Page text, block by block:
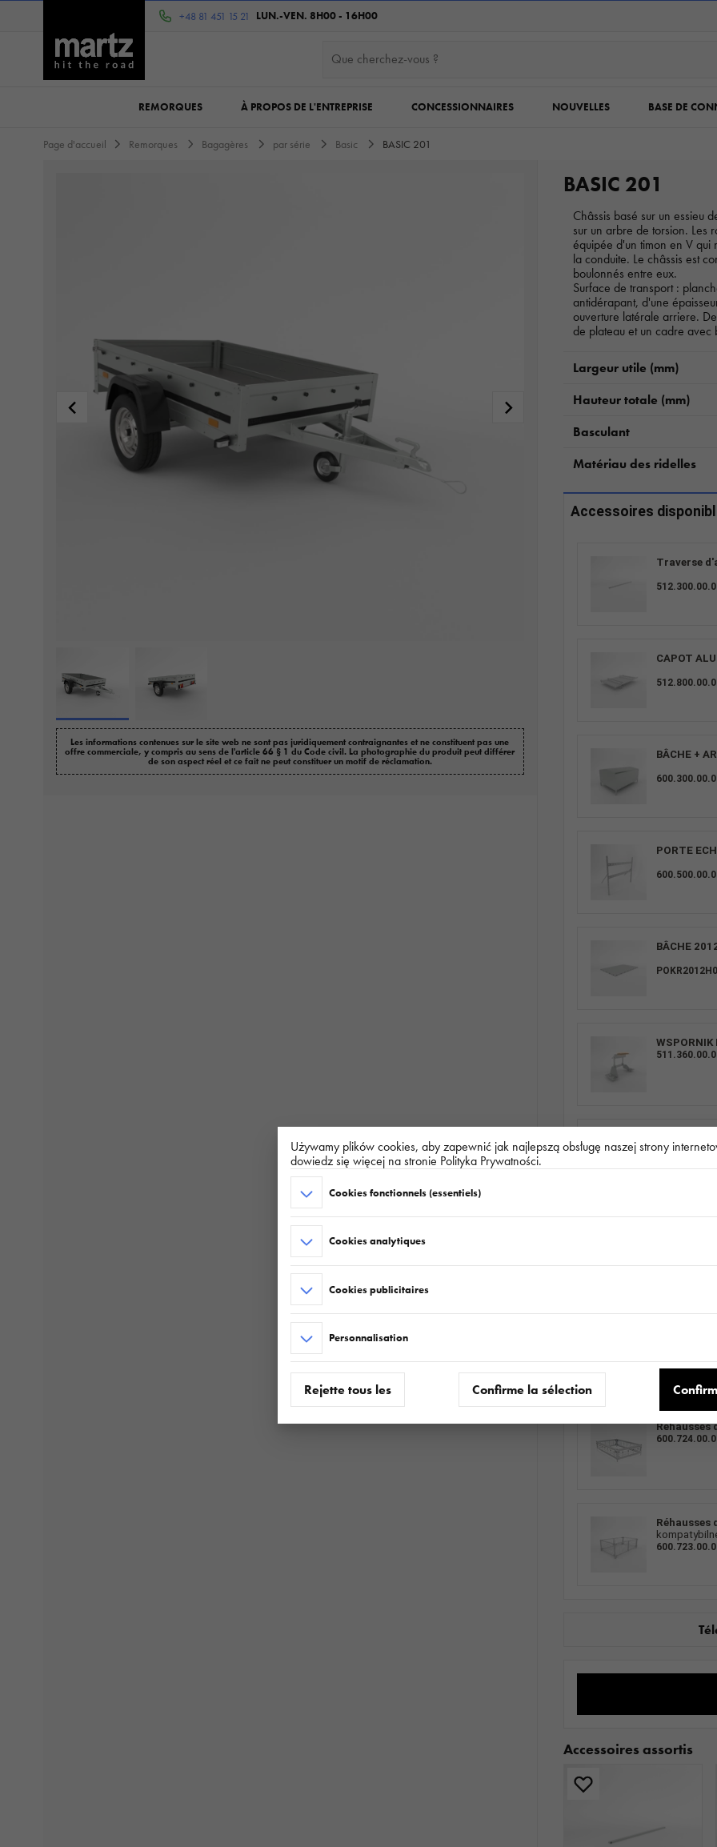
+48 81 451 15 21 LUN.-VEN. 8H00 - 16H00
REMORQUES À PROPOS DE L'ENTREPRISE CONCESSIONNAIRES NOUVELLES BASE DE
Page d'accueil Remorques Bagagères par série Basic BASIC 201
Les informations contenues sur le site web ne sont pas juridiquement contraignantes et ne constituent pas une
offre commerciale, y compris au sens de l'article 66 § 1 du Code civil. La photographie du produit peut différer
de son aspect réel et ce fait ne peut constituer un motif de réclamation.
BASIC 201
Châssis basé sur un essieu
sur un arbre de torsion. Les
équipée d'un timon en V qui
la conduite. Le châssis est
boulonnés entre eux.
Surface de transport :
antidérapant, d'une
ouverture latérale arriere.
de plateau et un cadre avec
Largeur utile (mm)
Hauteur totale (mm)
Basculant
Matériau des ridelles
Accessoires
Traverse
CAPOT
BÂCHE +
PORTE
BÂCHE
WSPORNIK
PODPORA
Roue KPL
Réhausses
Réhausses
Accessoires assortis
Używamy plików cookies, aby zapewnić jak najlepszą obsługę naszej strony
dowiedz się więcej na stronie Polityka Prywatności.
Cookies fonctionnels (essentiels)
Cookies analytiques
Cookies publicitaires
Personnalisation
Rejette tous les Confirme la sélection